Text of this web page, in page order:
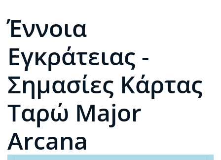
Έννοια
Εγκράτειας -
Σημασίες Κάρτας
Ταρώ Major
Arcana